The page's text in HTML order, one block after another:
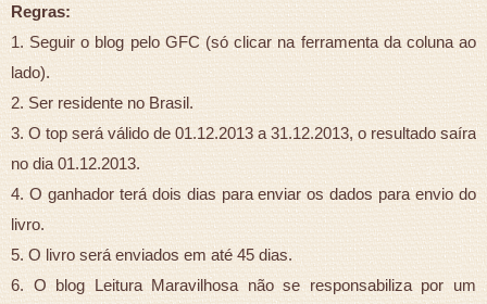
Regras:
1. Seguir o blog pelo GFC (só clicar na ferramenta da coluna ao
lado).
2. Ser residente no Brasil.
3. O top será válido de 01.12.2013 a 31.12.2013, o resultado saíra
no dia 01.12.2013.
4. O ganhador terá dois dias para enviar os dados para envio do
livro.
5. O livro será enviados em até 45 dias.
6. O blog Leitura Maravilhosa não se responsabiliza por um